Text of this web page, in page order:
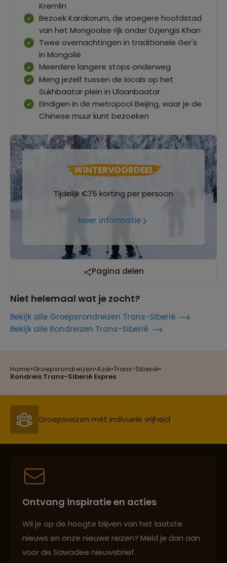
Home•Groepsrondreizen•Azië•Trans-Siberië•
Rondreis Trans-Siberië Expres
Kremlin
Bezoek Karakorum, de vroegere hoofdstad
van het Mongoolse rijk onder Dzjengis Khan
Twee overnachtingen in traditionele Ger's
in Mongolië
Meerdere langere stops onderweg
Meng jezelf tussen de locals op het
Sukhbaatar plein in Ulaanbaatar
Eindigen in de metropool Beijing, waar je de
Chinese muur kunt bezoeken
WINTERVOORDEEL
Tijdelijk €75 korting per persoon
Meer informatie
Pagina delen
Niet helemaal wat je zocht?
Bekijk alle Groepsrondreizen Trans-Siberië
Bekijk alle Rondreizen Trans-Siberië
Reizen met oog voor mens, cultuur en milieu
Groepsreizen mét indivuele vrijheid
Persoonlijk en deskundig reisadvies
Ontvang inspiratie en acties
Wil je op de hoogte blijven van het laatste
nieuws en onze nieuwe reizen? Meld je dan aan
voor de Sawadee nieuwsbrief.